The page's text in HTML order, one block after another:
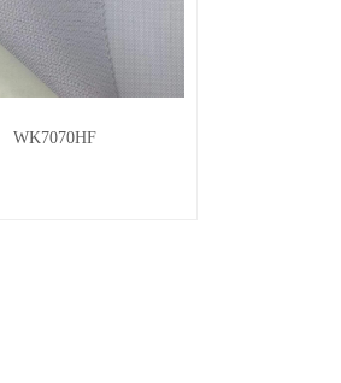
WK7070HF